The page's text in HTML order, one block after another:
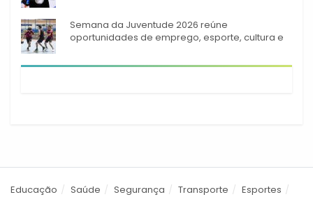
Semana da Juventude 2026 reúne
oportunidades de emprego, esporte, cultura e
Educação Saúde Segurança Transporte
Esportes